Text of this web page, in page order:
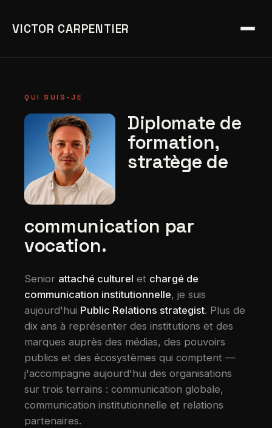
VICTOR CARPENTIER
QUI SUIS-JE
Diplomate de
formation,
stratège de
communication par
vocation.
Senior attaché culturel et chargé de
communication institutionnelle, je suis
aujourd'hui Public Relations strategist. Plus de
dix ans à représenter des institutions et des
marques auprès des médias, des pouvoirs
publics et des écosystèmes qui comptent —
j'accompagne aujourd'hui des organisations
sur trois terrains : communication globale,
communication institutionnelle et relations
partenaires.